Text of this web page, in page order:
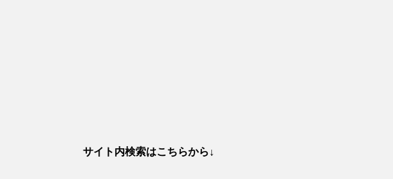
サイト内検索はこちらから↓